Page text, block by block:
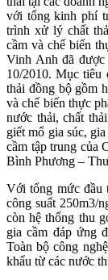
với tổng kinh phí
trình xử lý chất
cầm và chế biến
Vinh Anh đã
10/2010. Mục
thải đồng bộ gồm
và chế biến thực
nước thải, chất
giết mổ gia súc,
cầm tập trung của
Bình Phương –
Với tổng mức đầu
công suất 250m3/
còn hệ thống thu
gia cầm đáp ứng
Toàn bộ công
khẩu từ các nước